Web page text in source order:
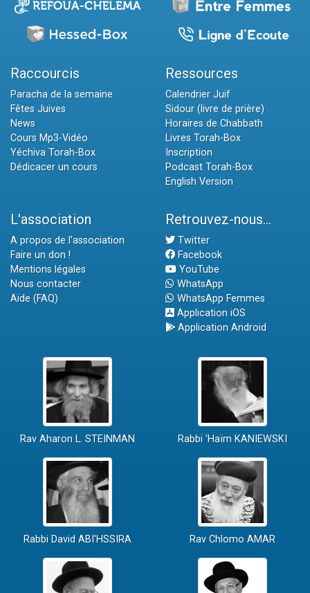
Raccourcis
Paracha de la semaine
Fêtes Juives
News
Cours Mp3-Vidéo
Yéchiva Torah-Box
Dédicacer un cours
Ressources
Calendrier Juif
Sidour (livre de prière)
Horaires de Chabbath
Livres Torah-Box
Inscription
Podcast Torah-Box
English Version
L'association
A propos de l'association
Faire un don !
Mentions légales
Nous contacter
Aide (FAQ)
Retrouvez-nous...
Twitter
Facebook
YouTube
WhatsApp
WhatsApp Femmes
Application iOS
Application Android
Rav Aharon L. STEINMAN Rabbi 'Haïm KANIEWSKI
Rabbi David ABI'HSSIRA Rav Chlomo AMAR